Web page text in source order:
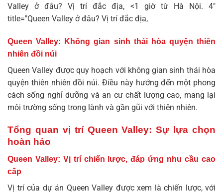
Valley ở đâu? Vị trí đắc địa, <1 giờ từ Hà Nội. 4"
title="Queen Valley ở đâu? Vị trí đắc địa,
Queen Valley: Không gian sinh thái hòa quyện thiên
nhiên đồi núi
Queen Valley được quy hoạch với không gian sinh thái hòa
quyện thiên nhiên đồi núi. Điều này hướng đến một phong
cách sống nghỉ dưỡng và an cư chất lượng cao, mang lại
môi trường sống trong lành và gần gũi với thiên nhiên.
Tổng quan vị trí Queen Valley: Sự lựa chọn
hoàn hảo
Queen Valley: Vị trí chiến lược, đáp ứng nhu cầu cao
cấp
Vị trí của dự án Queen Valley được xem là chiến lược, với